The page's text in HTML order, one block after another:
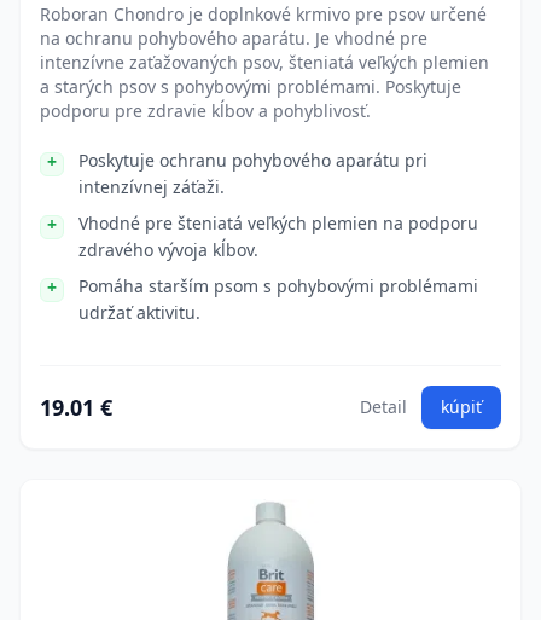
Roboran Chondro je doplnkové krmivo pre psov určené
na ochranu pohybového aparátu. Je vhodné pre
intenzívne zaťažovaných psov, šteniatá veľkých plemien
a starých psov s pohybovými problémami. Poskytuje
podporu pre zdravie kĺbov a pohyblivosť.
Poskytuje ochranu pohybového aparátu pri
intenzívnej záťaži.
Vhodné pre šteniatá veľkých plemien na podporu
zdravého vývoja kĺbov.
Pomáha starším psom s pohybovými problémami
udržať aktivitu.
19.01 € Detail kúpiť